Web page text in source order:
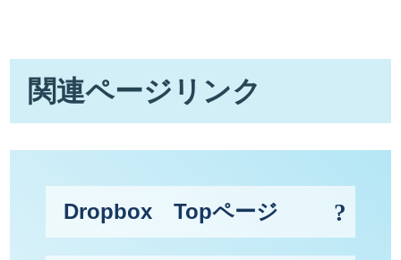
関連ページリンク
Dropbox Topページ